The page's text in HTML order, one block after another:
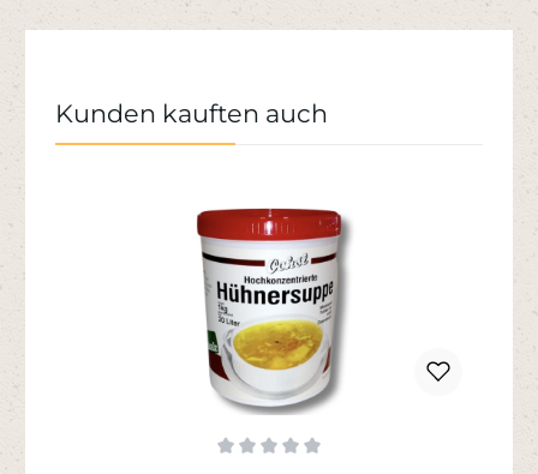
Produktgalerie überspringen
Kunden kauften auch